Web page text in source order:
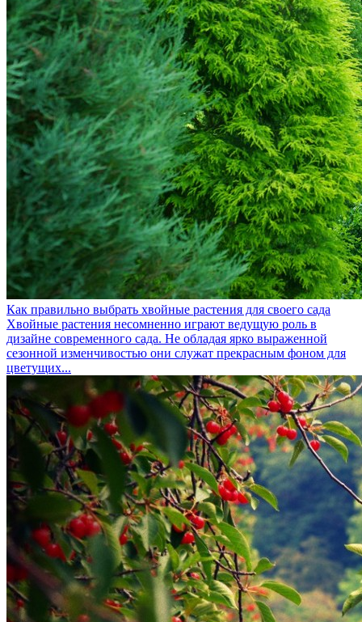
Как правильно выбрать хвойные растения для своего сада
Хвойные растения несомненно играют ведущую роль в
дизайне современного сада. Не обладая ярко выраженной
сезонной изменчивостью они служат прекрасным фоном для
цветущих...